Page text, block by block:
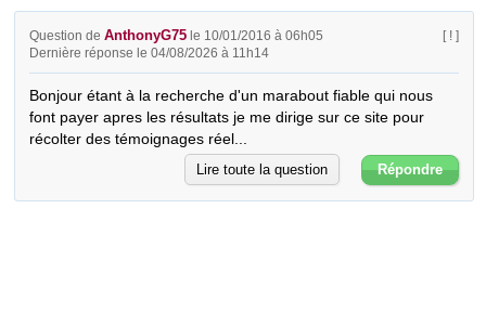
Question deAnthonyG75 le 10/01/2016 à 06h05
Dernière réponse le 04/08/2026 à 11h14
[ ! ]
Bonjour étant à la recherche d'un marabout fiable qui nous
font payer apres les résultats je me dirige sur ce site pour
récolter des témoignages réel...
Répondre
Lire toute la question